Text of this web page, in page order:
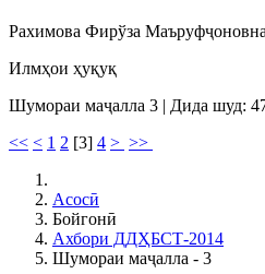
Рахимова Фирўза Маъруфҷоновна
Илмҳои ҳуқуқ
Шумораи маҷалла 3 | Дида шуд:
<< < 1 2 [3] 4 > >>
Асосӣ
Бойгонӣ
Ахбори ДДҲБСТ-2014
Шумораи маҷалла - 3